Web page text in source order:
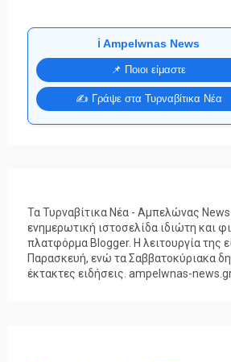
ℹ️ Ampelwnas News
📌 Ποιοι είμαστε
✍️ Γράψε στα Τυρναβίτικα Νέα
Τα Τυρναβίτικα Νέα - Αμπελώνας
ενημερωτική ιστοσελίδα ιδιώτη και
πλατφόρμα Blogger. Η λειτουργία της
Παρασκευή, ενώ τα Σαββατοκύριακα
έκτακτες ειδήσεις. ampelwnas-